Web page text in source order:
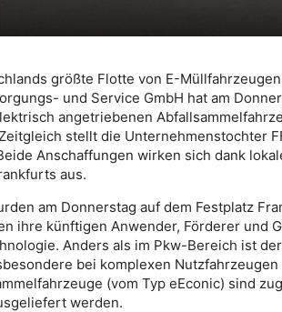
größte Flotte von E-
und Service GmbH hat am
angetriebenen
stellt die Unternehmenstochter
Anschaffungen wirken sich dank
aus.
am Donnerstag auf dem Festplatz
ihre künftigen Anwender, Förderer und
Anders als im Pkw-Bereich ist
bei komplexen
(vom Typ eEconic) sind
werden.